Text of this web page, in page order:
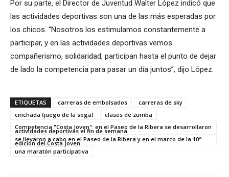
Por su parte, el Director de Juventud Walter López indicó que
las actividades deportivas son una de las más esperadas por
los chicos. “Nosotros los estimulamos constantemente a
participar, y en las actividades deportivas vemos
compañerismo, solidaridad, participan hasta el punto de dejar
de lado la competencia para pasar un día juntos”, dijo López.
ETIQUETAS carreras de embolsados
carreras de sky
cinchada (juego de la soga)
clases de zumba
Competencia "Costa Joven": en el Paseo de la Ribera se desarrollaron
actividades deportivas el fin de semana
se llevaron a cabo en el Paseo de la Ribera y en el marco de la 10°
edición del Costa Joven
una maratón participativa